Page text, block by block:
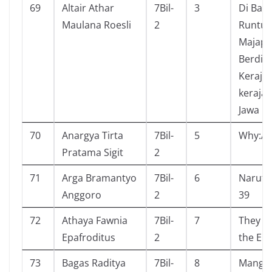
69
Altair Athar
Maulana Roesli
7Bil-
2
3
Di Balik
Jawa
70
Anargya Tirta
Pratama Sigit
7Bil-
2
5
71
Arga Bramantyo
Anggoro
7Bil-
2
6
39
72
Athaya Fawnia
Epafroditus
7Bil-
2
7
They
the
73
Bagas Raditya
7Bil-
8